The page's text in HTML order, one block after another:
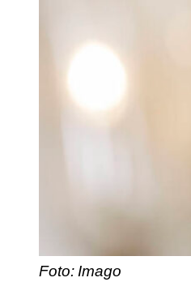
Foto: Imago